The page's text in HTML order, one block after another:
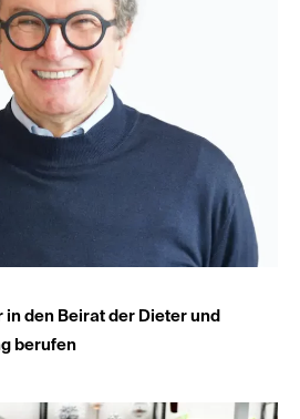
in den Beirat der Dieter und
berufen